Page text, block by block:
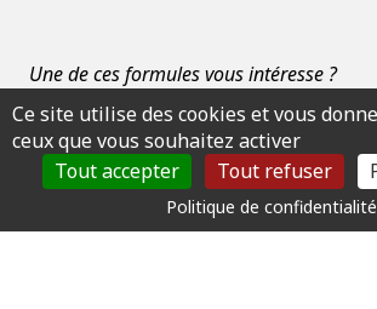
Ce site utilise des cookies et vous
ceux que vous souhaitez activer
Tout accepter
Tout refuser
Politique de confidentialité
Une de ces formules vous intéresse ?
Cliquez ici pour connaître la liste des
nécessaires à la constitution d'un
d'inscription.